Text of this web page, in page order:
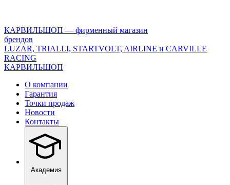
version="1.0"
encoding="utf-
8"?
>
КАРВИЛЬШОП — фирменный магазин
брендов
LUZAR, TRIALLI, STARTVOLT, AIRLINE и CARVILLE
RACING
КАРВИЛЬШОП
О компании
Гарантия
Точки продаж
Новости
Контакты
Академия